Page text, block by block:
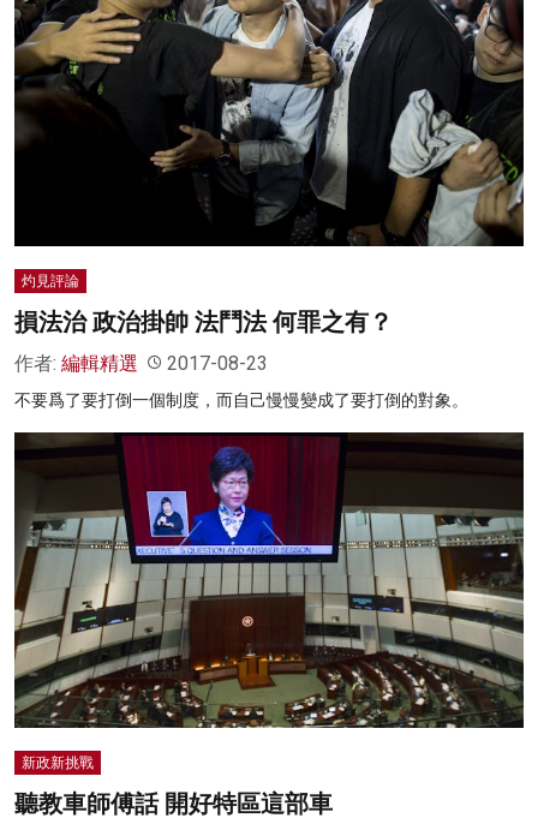
灼見評論
損法治 政治掛帥 法鬥法 何罪之有？
作者: 編輯精選 2017-08-23
不要爲了要打倒一個制度，而自己慢慢變成了要打倒的對象。
新政新挑戰
聽教車師傅話 開好特區這部車